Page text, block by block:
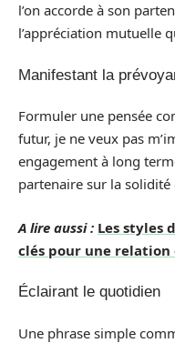
l’on accorde à son
l’appréciation mutuelle
Manifestant la
Formuler une pensée
futur, je ne veux pas
engagement à long
partenaire sur la solidité
A lire aussi : Les styles
clés pour une relation
Éclairant le quotidien
Une phrase simple